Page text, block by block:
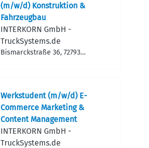
(m/w/d) Konstruktion &
Fahrzeugbau
INTERKORN GmbH -
TruckSystems.de
Bismarckstraße 36, 72793
Werkstudent (m/w/d) E-
Commerce Marketing &
Content Management
INTERKORN GmbH -
TruckSystems.de